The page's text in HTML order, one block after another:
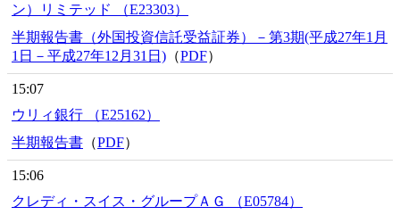
ン）リミテッド （E23303）
半期報告書（外国投資信託受益証券）－第3期(平成27年1月
1日－平成27年12月31日) （PDF）
15:07
ウリィ銀行 （E25162）
半期報告書 （PDF）
15:06
クレディ・スイス・グループＡＧ （E05784）